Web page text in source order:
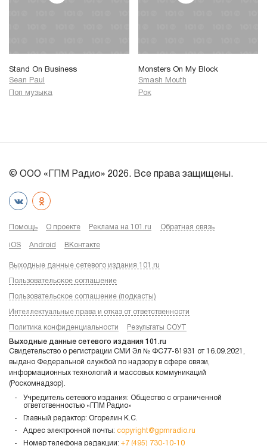
Stand On Business
Sean Paul
Поп музыка
Monsters On My Block
Smash Mouth
Рок
© ООО «ГПМ Радио» 2026. Все права защищены.
Помощь О проекте Реклама на 101.ru Обратная связь
iOS Android ВКонтакте
Выходные данные сетевого издания 101.ru
Пользовательское соглашение
Пользовательское соглашение (подкасты)
Интеллектуальные права и отказ от ответственности
Политика конфиденциальности Результаты СОУТ
Выходные данные сетевого издания 101.ru
Свидетельство о регистрации СМИ Эл № ФС77-81931 от 16.09.2021,
выдано Федеральной службой по надзору в сфере связи,
информационных технологий и массовых коммуникаций
(Роскомнадзор).
Учредитель сетевого издания: Общество с ограниченной
ответственностью «ГПМ Радио»
Главный редактор: Огорелин К.С.
Адрес электронной почты: copyright@gpmradio.ru
Номер телефона редакции: +7 (495) 730-10-10